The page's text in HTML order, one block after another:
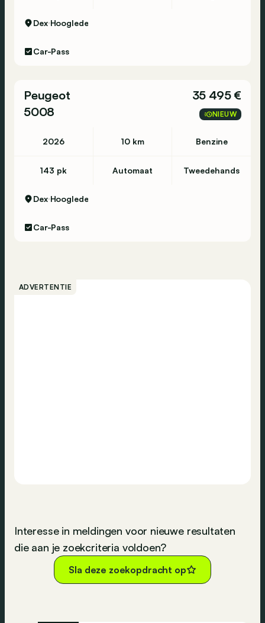
Dex Hooglede
Car-Pass
Peugeot
5008
35 495 €
NIEUW
2026 10 km Benzine
143 pk Automaat Tweedehands
Dex Hooglede
Car-Pass
ADVERTENTIE
Interesse in meldingen voor nieuwe resultaten
die aan je zoekcriteria voldoen?
Sla deze zoekopdracht op